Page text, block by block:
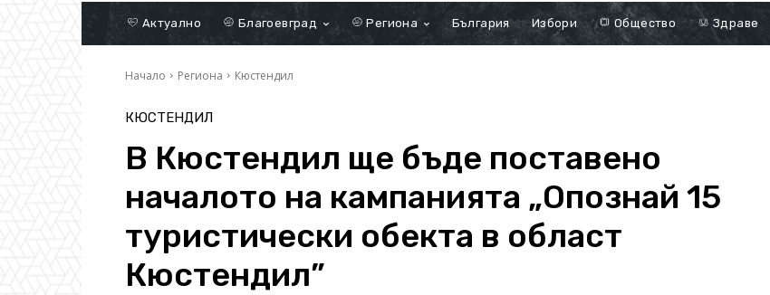
Актуално Благоевград Региона България Избори Общество Здраве
Начало Региона Кюстендил
КЮСТЕНДИЛ
В Кюстендил ще бъде поставено
началото на кампанията „Опознай 15
туристически обекта в област
Кюстендил”